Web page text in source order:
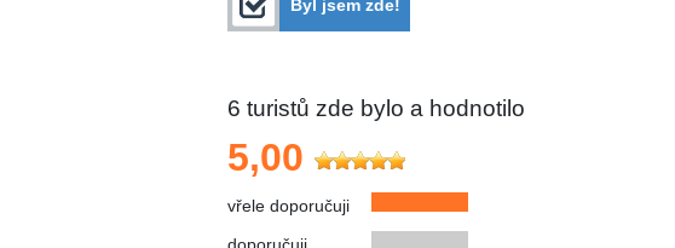
Byl jsem zde!
6 turistů zde bylo a hodnotilo
5,00
vřele doporučuji
doporučuji